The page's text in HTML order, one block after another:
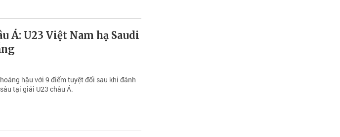
Á: U23 Việt Nam hạ Saudi
hậu với 9 điểm tuyệt đối sau khi đánh
tại giải U23 châu Á.